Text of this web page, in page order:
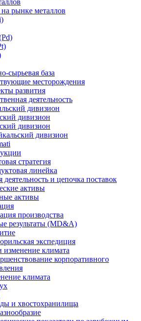
рынке металлов
сырьевая база
месторождения
развития
деятельность
дивизион
дивизион
дивизион
дивизион
стратегия
линейка
деятельность и цепочка поставок
активы
активы
производства
результаты (MD&A)
экспедиция
изменение климата
корпоративного
климата
и хвостохранилища